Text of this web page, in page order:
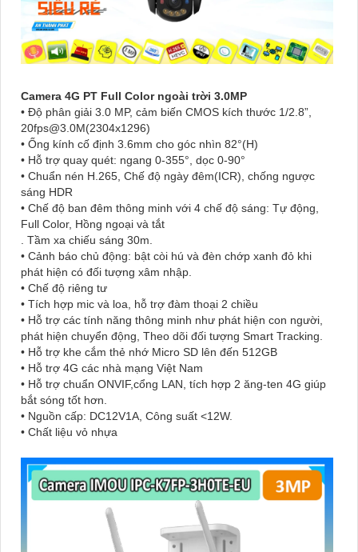
Camera 4G PT Full Color ngoài trời 3.0MP
• Độ phân giải 3.0 MP, cảm biến CMOS kích thước 1/2.8”,
20fps@3.0M(2304x1296)
• Ống kính cố định 3.6mm cho góc nhìn 82°(H)
• Hỗ trợ quay quét: ngang 0-355°, dọc 0-90°
• Chuẩn nén H.265, Chế độ ngày đêm(ICR), chống ngược
sáng HDR
• Chế độ ban đêm thông minh với 4 chế độ sáng: Tự động,
Full Color, Hồng ngoại và tắt
. Tầm xa chiếu sáng 30m.
• Cảnh báo chủ động: bật còi hú và đèn chớp xanh đỏ khi
phát hiện có đối tượng xâm nhập.
• Chế độ riêng tư
• Tích hợp mic và loa, hỗ trợ đàm thoại 2 chiều
• Hỗ trợ các tính năng thông minh như phát hiện con người,
phát hiện chuyển động, Theo dõi đối tượng Smart Tracking.
• Hỗ trợ khe cắm thẻ nhớ Micro SD lên đến 512GB
• Hỗ trợ 4G các nhà mạng Việt Nam
• Hỗ trợ chuẩn ONVIF,cổng LAN, tích hợp 2 ăng-ten 4G giúp
bắt sóng tốt hơn.
• Nguồn cấp: DC12V1A, Công suất <12W.
• Chất liệu vỏ nhựa